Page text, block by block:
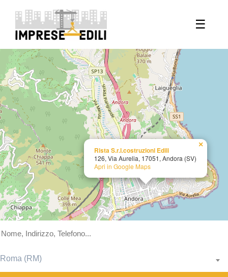
☰
Rista S.r.l.costruzioni Edili
126, Via Aurelia, 17051, Andora (SV)
Apri in Google Maps
×
+
−
Roma (RM)